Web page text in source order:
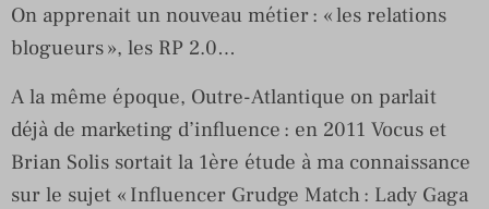
On apprenait un nouveau métier : « les relations
blogueurs », les RP 2.0…
A la même époque, Outre-Atlantique on parlait
déjà de marketing d’influence : en 2011 Vocus et
Brian Solis sortait la 1ère étude à ma connaissance
sur le sujet « Influencer Grudge Match : Lady Gaga